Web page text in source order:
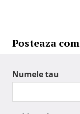
Posteaza
Numele tau